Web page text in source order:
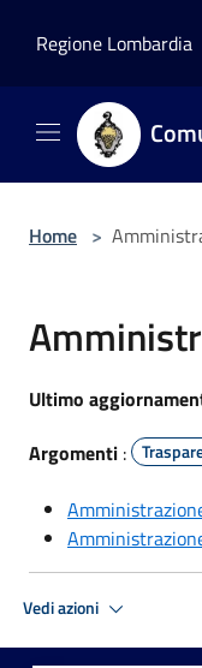
Regione Lombardia
Home >
Ultimo
Argomenti :
Vedi azioni